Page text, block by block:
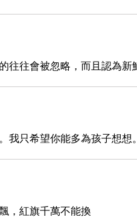
往往會被忽略，而且認為新
我只希望你能多為孩子想
，紅旗千萬不能換